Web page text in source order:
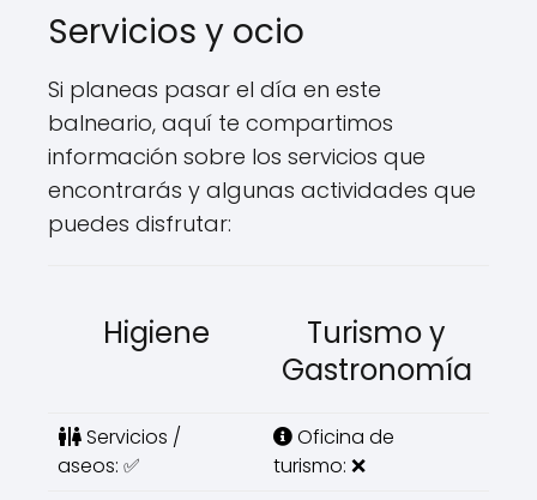
Servicios y ocio
Si planeas pasar el día en este
balneario, aquí te compartimos
información sobre los servicios que
encontrarás y algunas actividades que
puedes disfrutar:
Higiene
Turismo y
Gastronomía
Servicios /
aseos: ✅
Oficina de
turismo: ❌